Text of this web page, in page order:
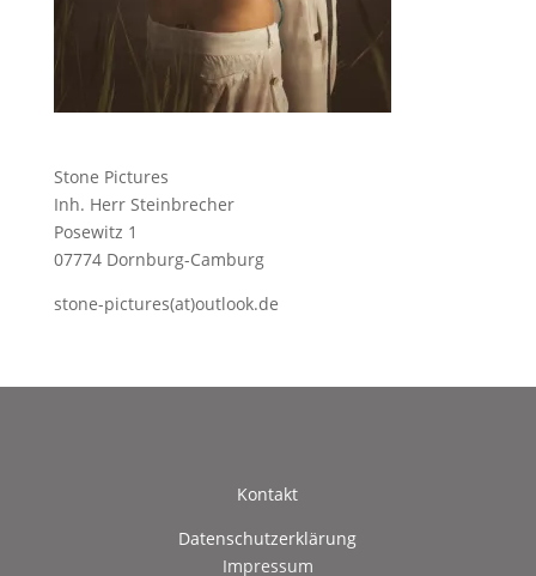
Stone Pictures
Inh. Herr Steinbrecher
Posewitz 1
07774 Dornburg-Camburg
stone-pictures(at)outlook.de
Kontakt
Datenschutzerklärung
Impressum